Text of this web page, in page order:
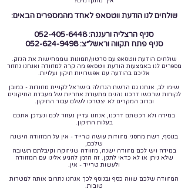
שולחים לנו הודעת ווטסאפ לאחד מהמספרים הבאים:
סניף הרצליה ורעננה: 052-405-6448
סניף פתח תקווה וראשל״צ: 052-624-9498
שולחים הודעת ווטסאפ עם סרטון/תמונות שממחישות את הנזק.
מספרים לנו באמצעות הודעת ווטסאפ מה קרה למזוודה ואנחנו נחזור
אליכם בהודעה עם אפשרויות תיקון ועלויות.
שימו לב, אנחנו גם הרשת הגדולה בישראל לקניית מזוודות - כמובן
לקוחות שרכשו דרכנו נהנים מתעודת אחריות של מעבדת התיקונים
וברוב המקרים לא יצטרכו לשלם עבור התיקון.
במידה ולא רכשתם דרכנו, אנחנו עדיין נעזור לכם ונעדכן אתכם
בעלות התיקון.
בנוסף, רשת מחסני מזוודות עושה טרייד - אין על המזוודה הישנה
שלכם,
במידה ויש לכם מזוודה ישנה, מזוודה שניזוקה וקיבלתם תשובה
שלא ניתן או לא כדאי לתקן. זה הזמן להגיע אלינו עם המזוודה
ולעשות טרייד - אין.
המזוודה שלכם שווה כסף ובנוסף לכך אנחנו נתרום אותה למטרות
טובות.